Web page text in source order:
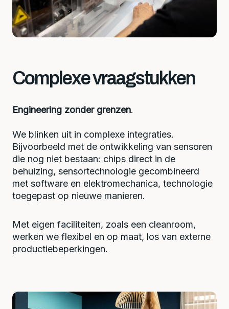
Complexe vraagstukken
Engineering zonder grenzen.
We blinken uit in complexe integraties.
Bijvoorbeeld met de ontwikkeling van sensoren
die nog niet bestaan: chips direct in de
behuizing, sensortechnologie gecombineerd
met software en elektromechanica, technologie
toegepast op nieuwe manieren.
Met eigen faciliteiten, zoals een cleanroom,
werken we flexibel en op maat, los van externe
productiebeperkingen.